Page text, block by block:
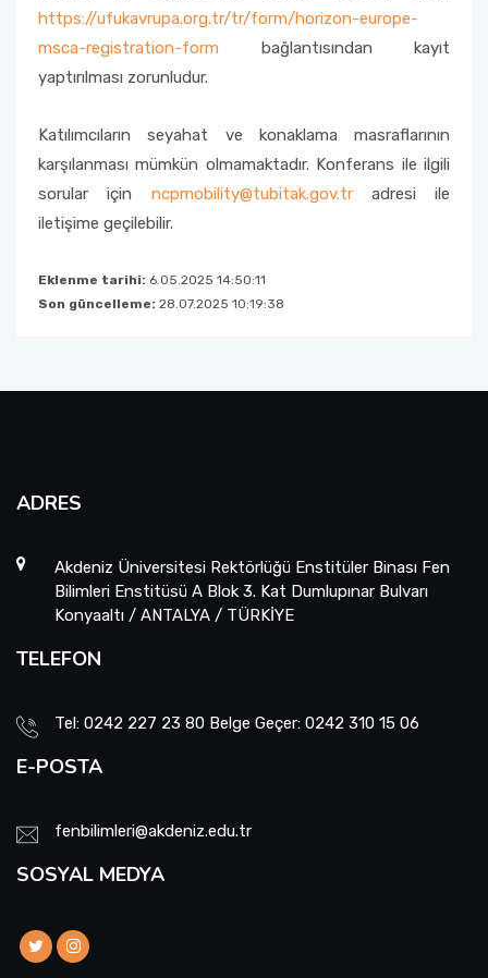
https://ufukavrupa.org.tr/tr/form/horizon-europe-
msca-registration-form bağlantısından kayıt
yaptırılması zorunludur.
Katılımcıların seyahat ve konaklama masraflarının
karşılanması mümkün olmamaktadır. Konferans ile ilgili
sorular için ncpmobility@tubitak.gov.tradresi ile
iletişime geçilebilir.
Eklenme tarihi: 6.05.2025 14:50:11
Son güncelleme: 28.07.2025 10:19:38
ADRES
Akdeniz Üniversitesi Rektörlüğü Enstitüler Binası Fen
Bilimleri Enstitüsü A Blok 3. Kat Dumlupınar Bulvarı
Konyaaltı / ANTALYA / TÜRKİYE
TELEFON
Tel: 0242 227 23 80 Belge Geçer: 0242 310 15 06
E-POSTA
fenbilimleri@akdeniz.edu.tr
SOSYAL MEDYA